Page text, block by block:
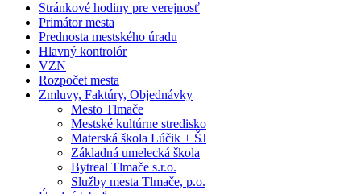
Stránkové hodiny pre verejnosť
Primátor mesta
Prednosta mestského úradu
Hlavný kontrolór
VZN
Rozpočet mesta
Zmluvy, Faktúry, Objednávky
Mesto Tlmače
Mestské kultúrne stredisko
Materská škola Lúčik + ŠJ
Základná umelecká škola
Bytreal Tlmače s.r.o.
Služby mesta Tlmače, p.o.